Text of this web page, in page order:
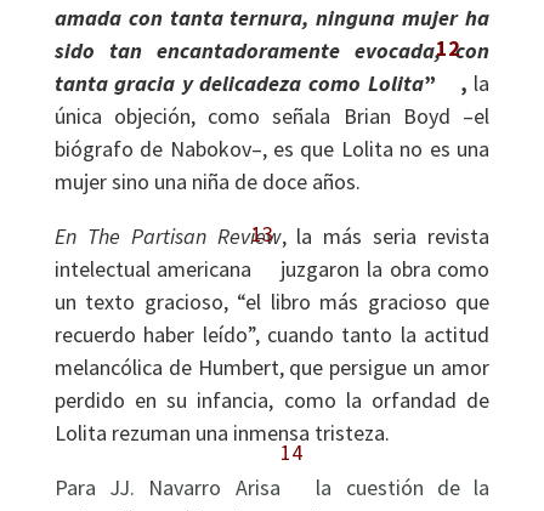
amada con tanta ternura, ninguna mujer ha
sido tan encantadoramente evocada, con
tanta gracia y delicadeza como Lolita”
12
, la
única objeción, como señala Brian Boyd –el
biógrafo de Nabokov–, es que Lolita no es una
mujer sino una niña de doce años.
En The Partisan Review, la más seria revista
intelectual americana
13
juzgaron la obra como
un texto gracioso, “el libro más gracioso que
recuerdo haber leído”, cuando tanto la actitud
melancólica de Humbert, que persigue un amor
perdido en su infancia, como la orfandad de
Lolita rezuman una inmensa tristeza.
Para JJ. Navarro Arisa
14
la cuestión de la